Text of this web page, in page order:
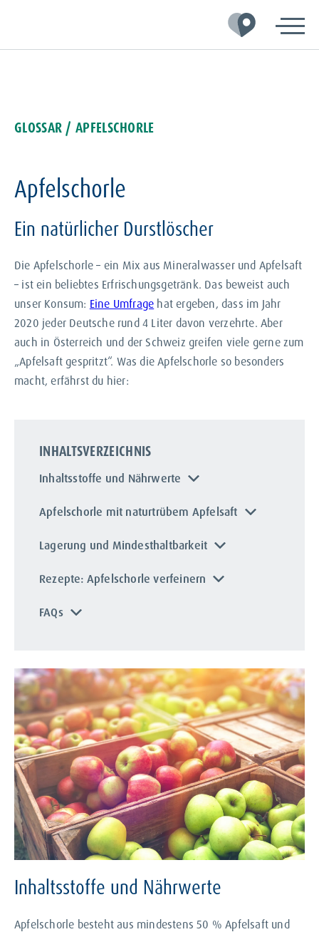
Hauptnavigation
Inhalt
Footer
GLOSSAR / APFELSCHORLE
Apfelschorle
Ein natürlicher Durstlöscher
Die Apfelschorle – ein Mix aus Mineralwasser und Apfelsaft
– ist ein beliebtes Erfrischungsgetränk. Das beweist auch
unser Konsum: Eine Umfrage hat ergeben, dass im Jahr
2020 jeder Deutsche rund 4 Liter davon verzehrte. Aber
auch in Österreich und der Schweiz greifen viele gerne zum
„Apfelsaft gespritzt“. Was die Apfelschorle so besonders
macht, erfährst du hier:
INHALTSVERZEICHNIS
Inhaltsstoffe und Nährwerte
Apfelschorle mit naturtrübem Apfelsaft
Lagerung und Mindesthaltbarkeit
Rezepte: Apfelschorle verfeinern
FAQs
Inhaltsstoffe und Nährwerte
Apfelschorle besteht aus mindestens 50 % Apfelsaft und